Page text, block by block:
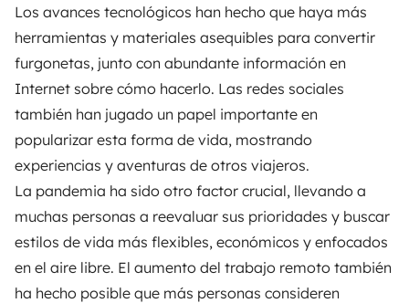
Los avances tecnológicos han hecho que haya más
herramientas y materiales asequibles para convertir
furgonetas, junto con abundante información en
Internet sobre cómo hacerlo. Las redes sociales
también han jugado un papel importante en
popularizar esta forma de vida, mostrando
experiencias y aventuras de otros viajeros.
La pandemia ha sido otro factor crucial, llevando a
muchas personas a reevaluar sus prioridades y buscar
estilos de vida más flexibles, económicos y enfocados
en el aire libre. El aumento del trabajo remoto también
ha hecho posible que más personas consideren